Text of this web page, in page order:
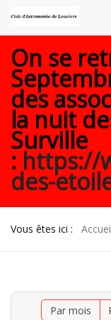
On se
des
la nuit
Surville
: https://
des-
Vous êtes ici :
Par mois